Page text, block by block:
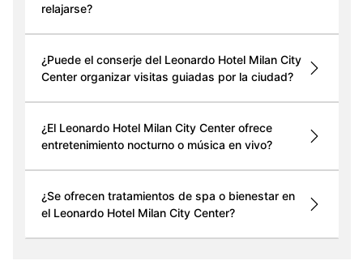
relajarse?
¿Puede el conserje del Leonardo Hotel Milan City
Center organizar visitas guiadas por la ciudad?
¿El Leonardo Hotel Milan City Center ofrece
entretenimiento nocturno o música en vivo?
¿Se ofrecen tratamientos de spa o bienestar en
el Leonardo Hotel Milan City Center?